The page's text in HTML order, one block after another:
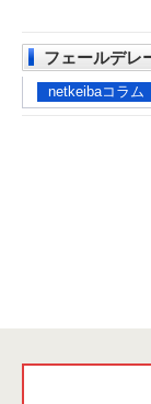
フェールデレ
netkeibaコラム